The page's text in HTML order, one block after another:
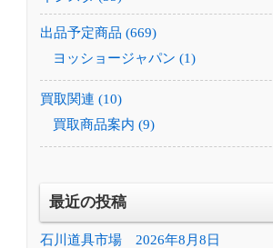
出品予定商品 (669)
ヨッショージャパン (1)
買取関連 (10)
買取商品案内 (9)
最近の投稿
石川道具市場 2026年8月8日